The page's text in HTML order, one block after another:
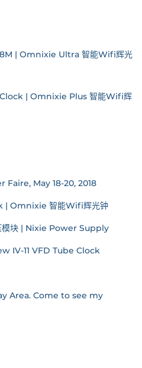
| Omnixie Ultra 智能Wifi辉光
| Omnixie Plus 智能Wifi辉
May 18-20, 2018
Omnixie 智能Wifi辉光钟
模块 | Nixie Power Supply
IV-11 VFD Tube Clock
Area. Come to see my